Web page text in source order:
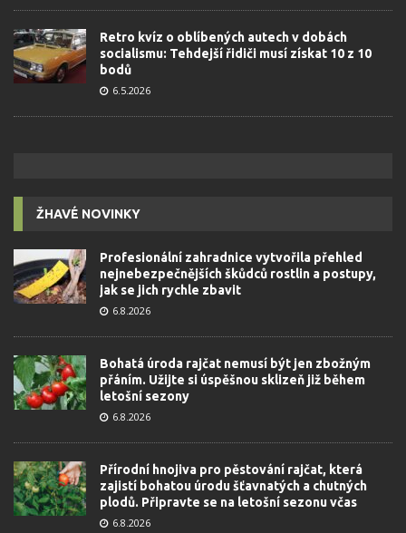
Retro kvíz o oblíbených autech v dobách
socialismu: Tehdejší řidiči musí získat 10 z 10
bodů
6.5.2026
ŽHAVÉ NOVINKY
Profesionální zahradnice vytvořila přehled
nejnebezpečnějších škůdců rostlin a postupy,
jak se jich rychle zbavit
6.8.2026
Bohatá úroda rajčat nemusí být jen zbožným
přáním. Užijte si úspěšnou sklizeň již během
letošní sezony
6.8.2026
Přírodní hnojiva pro pěstování rajčat, která
zajistí bohatou úrodu šťavnatých a chutných
plodů. Připravte se na letošní sezonu včas
6.8.2026